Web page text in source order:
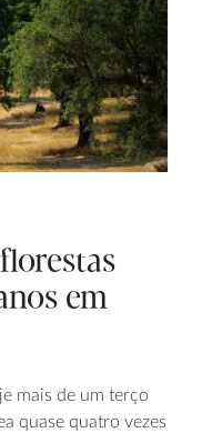
em
mais de um terço
quase quatro vezes